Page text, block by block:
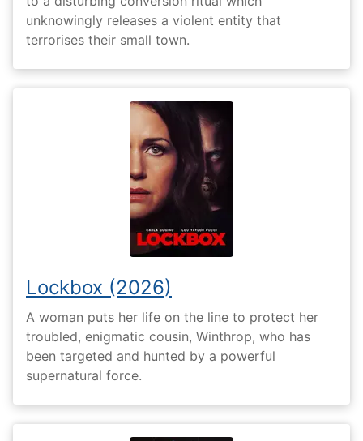
unknowingly releases a violent entity that
terrorises their small town.
Lockbox (2026)
A woman puts her life on the line to protect her
troubled, enigmatic cousin, Winthrop, who has
been targeted and hunted by a powerful
supernatural force.